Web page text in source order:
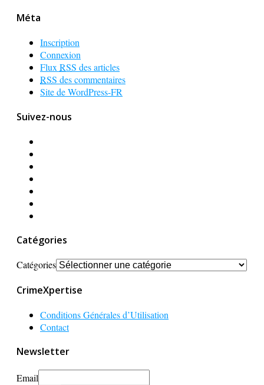
Méta
Inscription
Connexion
FluxRSS des articles
RSS des commentaires
Site de WordPress-FR
Suivez-nous
Catégories
Catégories
CrimeXpertise
Conditions Générales d’Utilisation
Contact
Newsletter
Email